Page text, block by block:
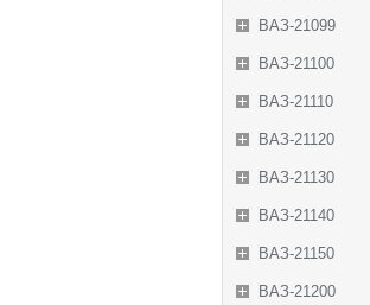
ВАЗ-21099
ВАЗ-21100
ВАЗ-21110
ВАЗ-21120
ВАЗ-21130
ВАЗ-21140
ВАЗ-21150
ВАЗ-21200